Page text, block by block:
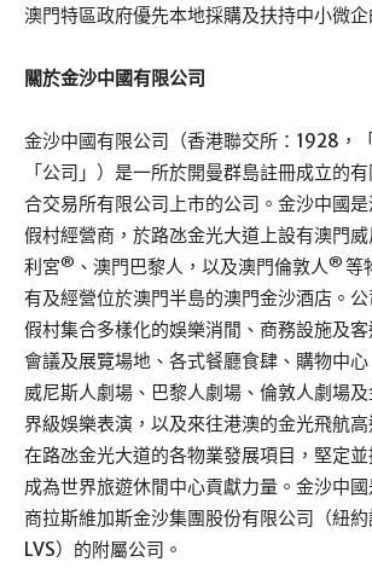
澳門特區政府優先本地採購及扶持中小微企
關於金沙中國有限公司
金沙中國有限公司（香港聯交所：1928，
「公司」）是一所於開曼群島註冊成立的
合交易所有限公司上市的公司。金沙中國
假村經營商，於路氹金光大道上設有澳門
利宮® 、澳門巴黎人，以及澳門倫敦人® 等
有及經營位於澳門半島的澳門金沙酒店。
假村集合多樣化的娛樂消閒、商務設施及
會議及展覽場地、各式餐廳食肆、購物中心
威尼斯人劇場、巴黎人劇場、倫敦人劇場
界級娛樂表演，以及來往港澳的金光飛航
在路氹金光大道的各物業發展項目，堅定
成為世界旅遊休閒中心貢獻力量。金沙中
商拉斯維加斯金沙集團股份有限公司（紐約
LVS）的附屬公司。